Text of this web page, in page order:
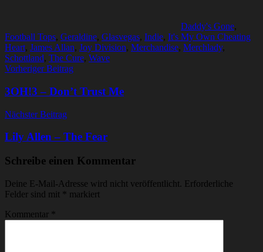
Daddy's Gone,
Football Tops, Geraldine, Glasvegas, Indie, It's My Own Cheating
Heart, James Allan, Joy Division, Merchandise, Merchlady,
Schottland, The Cure, Wave
Beitragsnavigation
Vorheriger Beitrag
3OH!3 – Don’t Trust Me
Nächster Beitrag
Lily Allen – The Fear
Schreibe einen Kommentar
Deine E-Mail-Adresse wird nicht veröffentlicht. Erforderliche
Felder sind mit * markiert
Kommentar *